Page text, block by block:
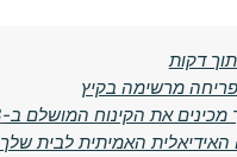
דקות
מרשימה בקיץ
את הקינוח המושלם ב-3 דקות
האמיתית לבית שלך